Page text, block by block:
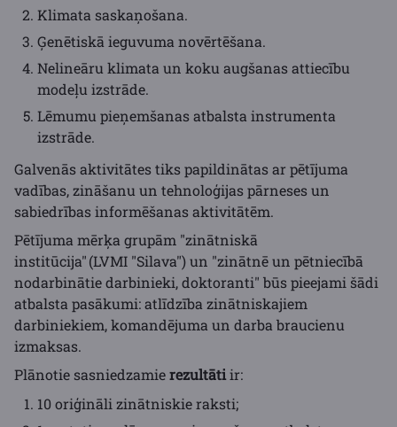
Klimata saskaņošana.
Ģenētiskā ieguvuma novērtēšana.
Nelineāru klimata un koku augšanas attiecību
modeļu izstrāde.
Lēmumu pieņemšanas atbalsta instrumenta
izstrāde.
Galvenās aktivitātes tiks papildinātas ar pētījuma
vadības, zināšanu un tehnoloģijas pārneses un
sabiedrības informēšanas aktivitātēm.
Pētījuma mērķa grupām "zinātniskā
institūcija" (LVMI "Silava") un "zinātnē un pētniecībā
nodarbinātie darbinieki, doktoranti" būs pieejami šādi
atbalsta pasākumi: atlīdzība zinātniskajiem
darbiniekiem, komandējuma un darba braucienu
izmaksas.
Plānotie sasniedzamierezultātiir:
10 oriģināli zinātniskie raksti;